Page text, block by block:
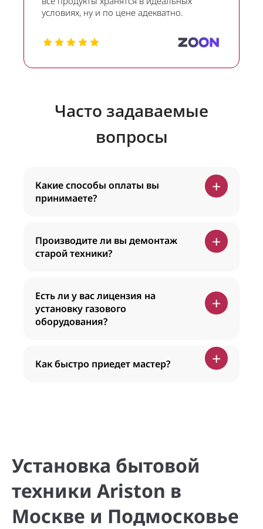
условиях, ну и по цене адекватно.
Часто задаваемые
вопросы
Какие способы оплаты вы
принимаете?
+
Производите ли вы демонтаж
старой техники?
+
Есть ли у вас лицензия на
установку газового
оборудования?
+
Как быстро приедет мастер? +
Установка бытовой
техники Ariston в
Москве и Подмосковье